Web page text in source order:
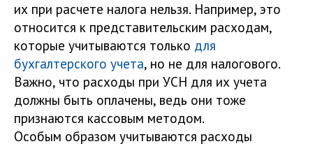
их при расчете налога нельзя. Например, это
относится к представительским расходам,
которые учитываются только для
бухгалтерского учета, но не для налогового.
Важно, что расходы при УСН для их учета
должны быть оплачены, ведь они тоже
признаются кассовым методом.
Особым образом учитываются расходы